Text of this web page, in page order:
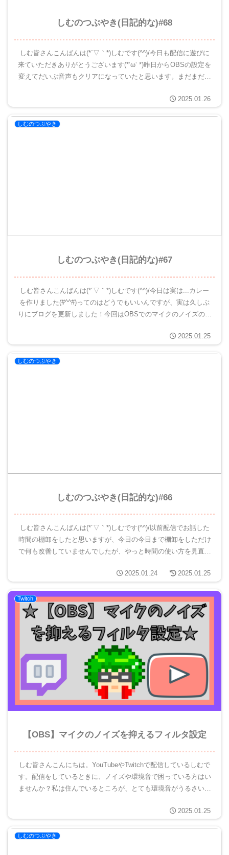
しむのつぶやき(日記的な)#68
しむ皆さんこんばんは(*´▽｀*)しむです(^^)/今日も配信に遊びに
来ていただきありがとうございます(*‘ω‘ *)昨日からOBSの設定を
変えてだいぶ音声もクリアになっていたと思います。まだまだ変
2025.01.26
しむのつぶやき
しむのつぶやき(日記的な)#67
しむ皆さんこんばんは(*´▽｀*)しむです(^^)/今日は実は...カレー
を作りました(#^^#)ってのはどうでもいいんですが、実は久しぶ
りにブログを更新しました！今回はOBSでのマイクのノイズの抑
2025.01.25
しむのつぶやき
しむのつぶやき(日記的な)#66
しむ皆さんこんばんは(*´▽｀*)しむです(^^)/以前配信でお話した
時間の棚卸をしたと思いますが、今日の今日まで棚卸をしただけ
で何も改善していませんでしたが、やっと時間の使い方を見直し
2025.01.24
2025.01.25
Twitch
【OBS】マイクのノイズを抑えるフィルタ設定
しむ皆さんこんにちは。YouTubeやTwitchで配信しているしむで
す。配信をしているときに、ノイズや環境音で困っている方はい
ませんか？私は住んでいるところが、とても環境音がうるさいと
2025.01.25
しむのつぶやき